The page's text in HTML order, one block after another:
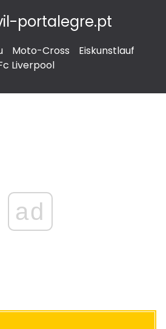
portalegre.pt
Moto-Cross
Eiskunstlauf
Liverpool
ad